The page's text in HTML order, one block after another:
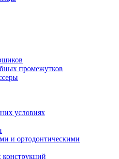
промежутков
условиях
и ортодонтическими